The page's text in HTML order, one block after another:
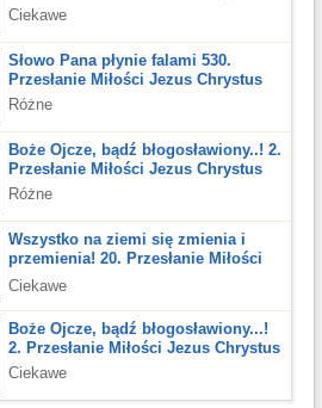
Ciekawe
Słowo Pana płynie falami 530.
Przesłanie Miłości Jezus Chrystus
Różne
Boże Ojcze, bądź błogosławiony..! 2.
Przesłanie Miłości Jezus Chrystus
Różne
Wszystko na ziemi się zmienia i
przemienia! 20. Przesłanie Miłości
Jezus Chrystus
Ciekawe
Boże Ojcze, bądź błogosławiony...!
2. Przesłanie Miłości Jezus Chrystus
Ciekawe